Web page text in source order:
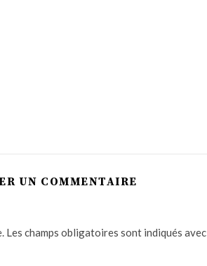
UN COMMENTAIRE
Les champs obligatoires sont indiqués avec